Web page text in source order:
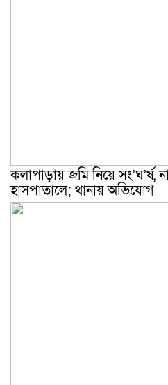
কলাপাড়ায় জমি নিয়ে সং’ঘ’র্ষ,
হাসপাতালে; থানায় অভিযোগ